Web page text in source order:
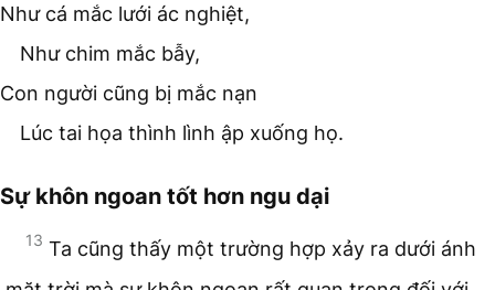
Như cá mắc lưới ác nghiệt,
Như chim mắc bẫy,
Con người cũng bị mắc nạn
Lúc tai họa thình lình ập xuống họ.
Sự khôn ngoan tốt hơn ngu dại
13 Ta cũng thấy một trường hợp xảy ra dưới ánh